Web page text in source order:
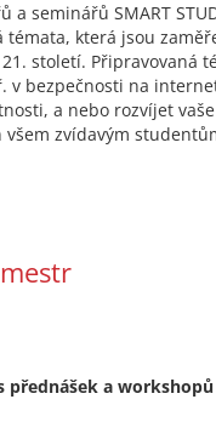
seminářů SMART
která jsou
století. Připravovaná
v bezpečnosti na
a nebo rozvíjet
všem zvídavým
přednášek a workshopů